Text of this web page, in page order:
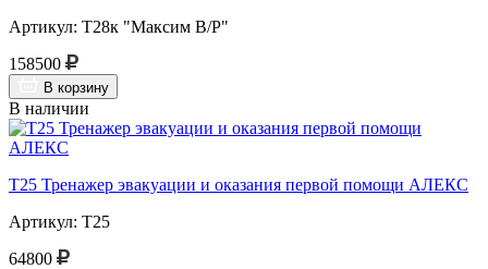
Артикул: Т28к "Максим В/Р"
158500
В корзину
В наличии
Т25 Тренажер эвакуации и оказания первой помощи АЛЕКС
Артикул: Т25
64800